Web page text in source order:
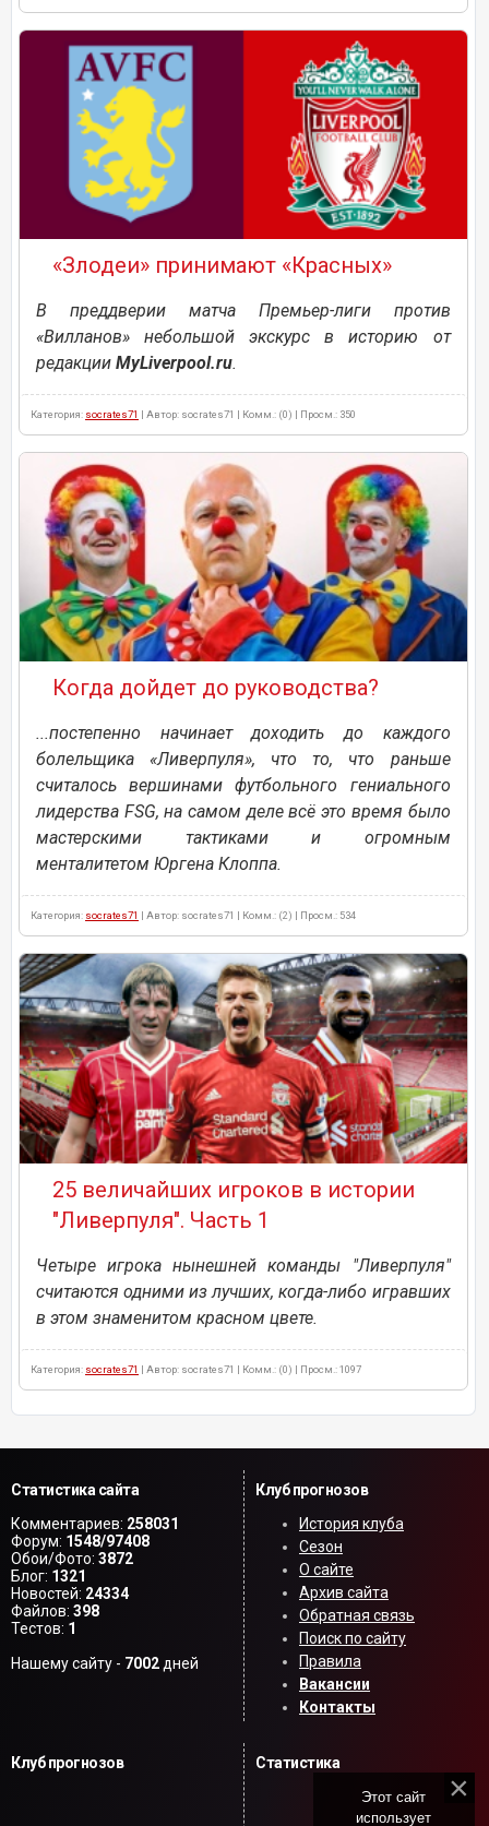
«Злодеи» принимают «Красных»
В преддверии матча Премьер-лиги против
«Вилланов» небольшой экскурс в историю от
редакции MyLiverpool.ru.
Категория: socrates71 | Автор: socrates71 | Комм.: (0) | Просм.: 350
Когда дойдет до руководства?
...постепенно начинает доходить до каждого
болельщика «Ливерпуля», что то, что раньше
считалось вершинами футбольного гениального
лидерства FSG, на самом деле всё это время было
мастерскими тактиками и огромным
менталитетом Юргена Клоппа.
Категория: socrates71 | Автор: socrates71 | Комм.: (2) | Просм.: 534
25 величайших игроков в истории
"Ливерпуля". Часть 1
Четыре игрока нынешней команды "Ливерпуля"
считаются одними из лучших, когда-либо игравших
в этом знаменитом красном цвете.
Категория: socrates71 | Автор: socrates71 | Комм.: (0) | Просм.: 1097
Статистика сайта
Комментариев: 258031
Форум: 1548/97408
Обои/Фото: 3872
Блог: 1321
Новостей: 24334
Файлов: 398
Тестов: 1
Нашему сайту - 7002 дней
Клуб прогнозов
История клуба
Сезон
О сайте
Архив сайта
Обратная связь
Поиск по сайту
Правила
Вакансии
Контакты
Клуб прогнозов Статистика
Этот сайт
использует